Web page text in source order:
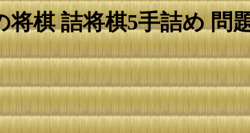
将棋 詰将棋5手詰め 問